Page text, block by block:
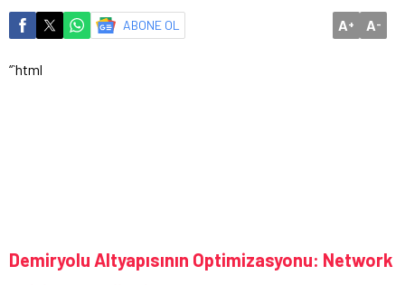
ABONE OL A+ A-
“`html
Demiryolu Altyapısının Optimizasyonu: Network